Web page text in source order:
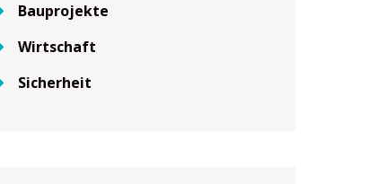
Bauprojekte
Wirtschaft
Sicherheit